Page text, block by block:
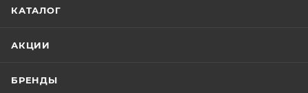
КАТАЛОГ
АКЦИИ
БРЕНДЫ